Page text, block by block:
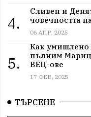
4.
Сливен и
човечността
06 АПР, 2025
5.
Как умишлено
пълним
ВЕЦ-ове
17 ФЕВ, 2025
ТЪРСЕНЕ